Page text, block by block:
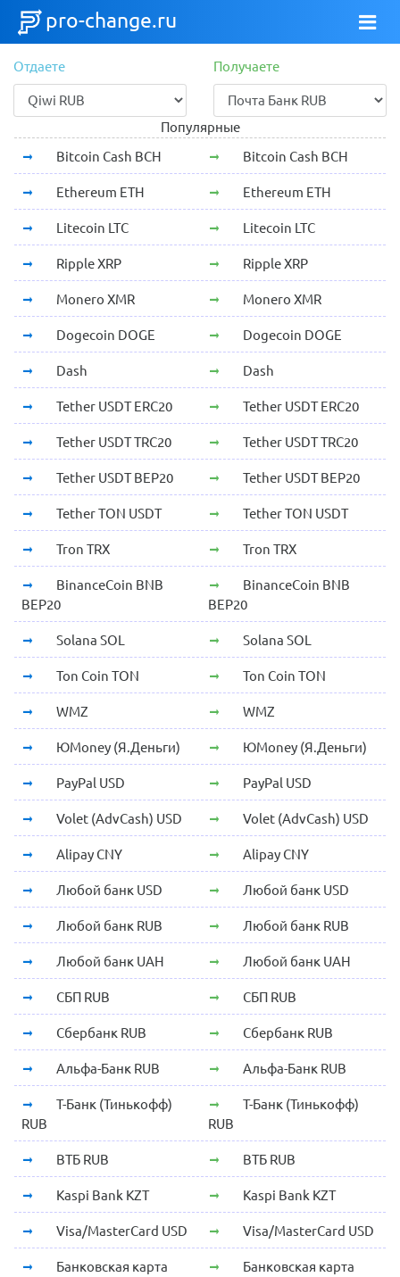
pro-change.ru
Отдаете Получаете
Популярные
Bitcoin Cash BCH
Bitcoin Cash BCH
Ethereum ETH Ethereum ETH
Litecoin LTC Litecoin LTC
Ripple XRP Ripple XRP
Monero XMR Monero XMR
Dogecoin DOGE Dogecoin DOGE
Dash Dash
Tether USDT ERC20 Tether USDT ERC20
Tether USDT TRC20 Tether USDT TRC20
Tether USDT BEP20 Tether USDT BEP20
Tether TON USDT Tether TON USDT
Tron TRX Tron TRX
BinanceCoin BNB
BEP20
BinanceCoin BNB
BEP20
Solana SOL Solana SOL
Ton Coin TON Ton Coin TON
WMZ WMZ
ЮMoney (Я.Деньги) ЮMoney (Я.Деньги)
PayPal USD PayPal USD
Volet (AdvCash) USD Volet (AdvCash) USD
Alipay CNY Alipay CNY
Любой банк USD Любой банк USD
Любой банк RUB Любой банк RUB
Любой банк UAH Любой банк UAH
СБП RUB СБП RUB
Сбербанк RUB Сбербанк RUB
Альфа-Банк RUB Альфа-Банк RUB
Т-Банк (Тинькофф)
RUB
Т-Банк (Тинькофф)
RUB
ВТБ RUB ВТБ RUB
Kaspi Bank KZT Kaspi Bank KZT
Visa/MasterCard USD Visa/MasterCard USD
Банковская карта
Банковская карта